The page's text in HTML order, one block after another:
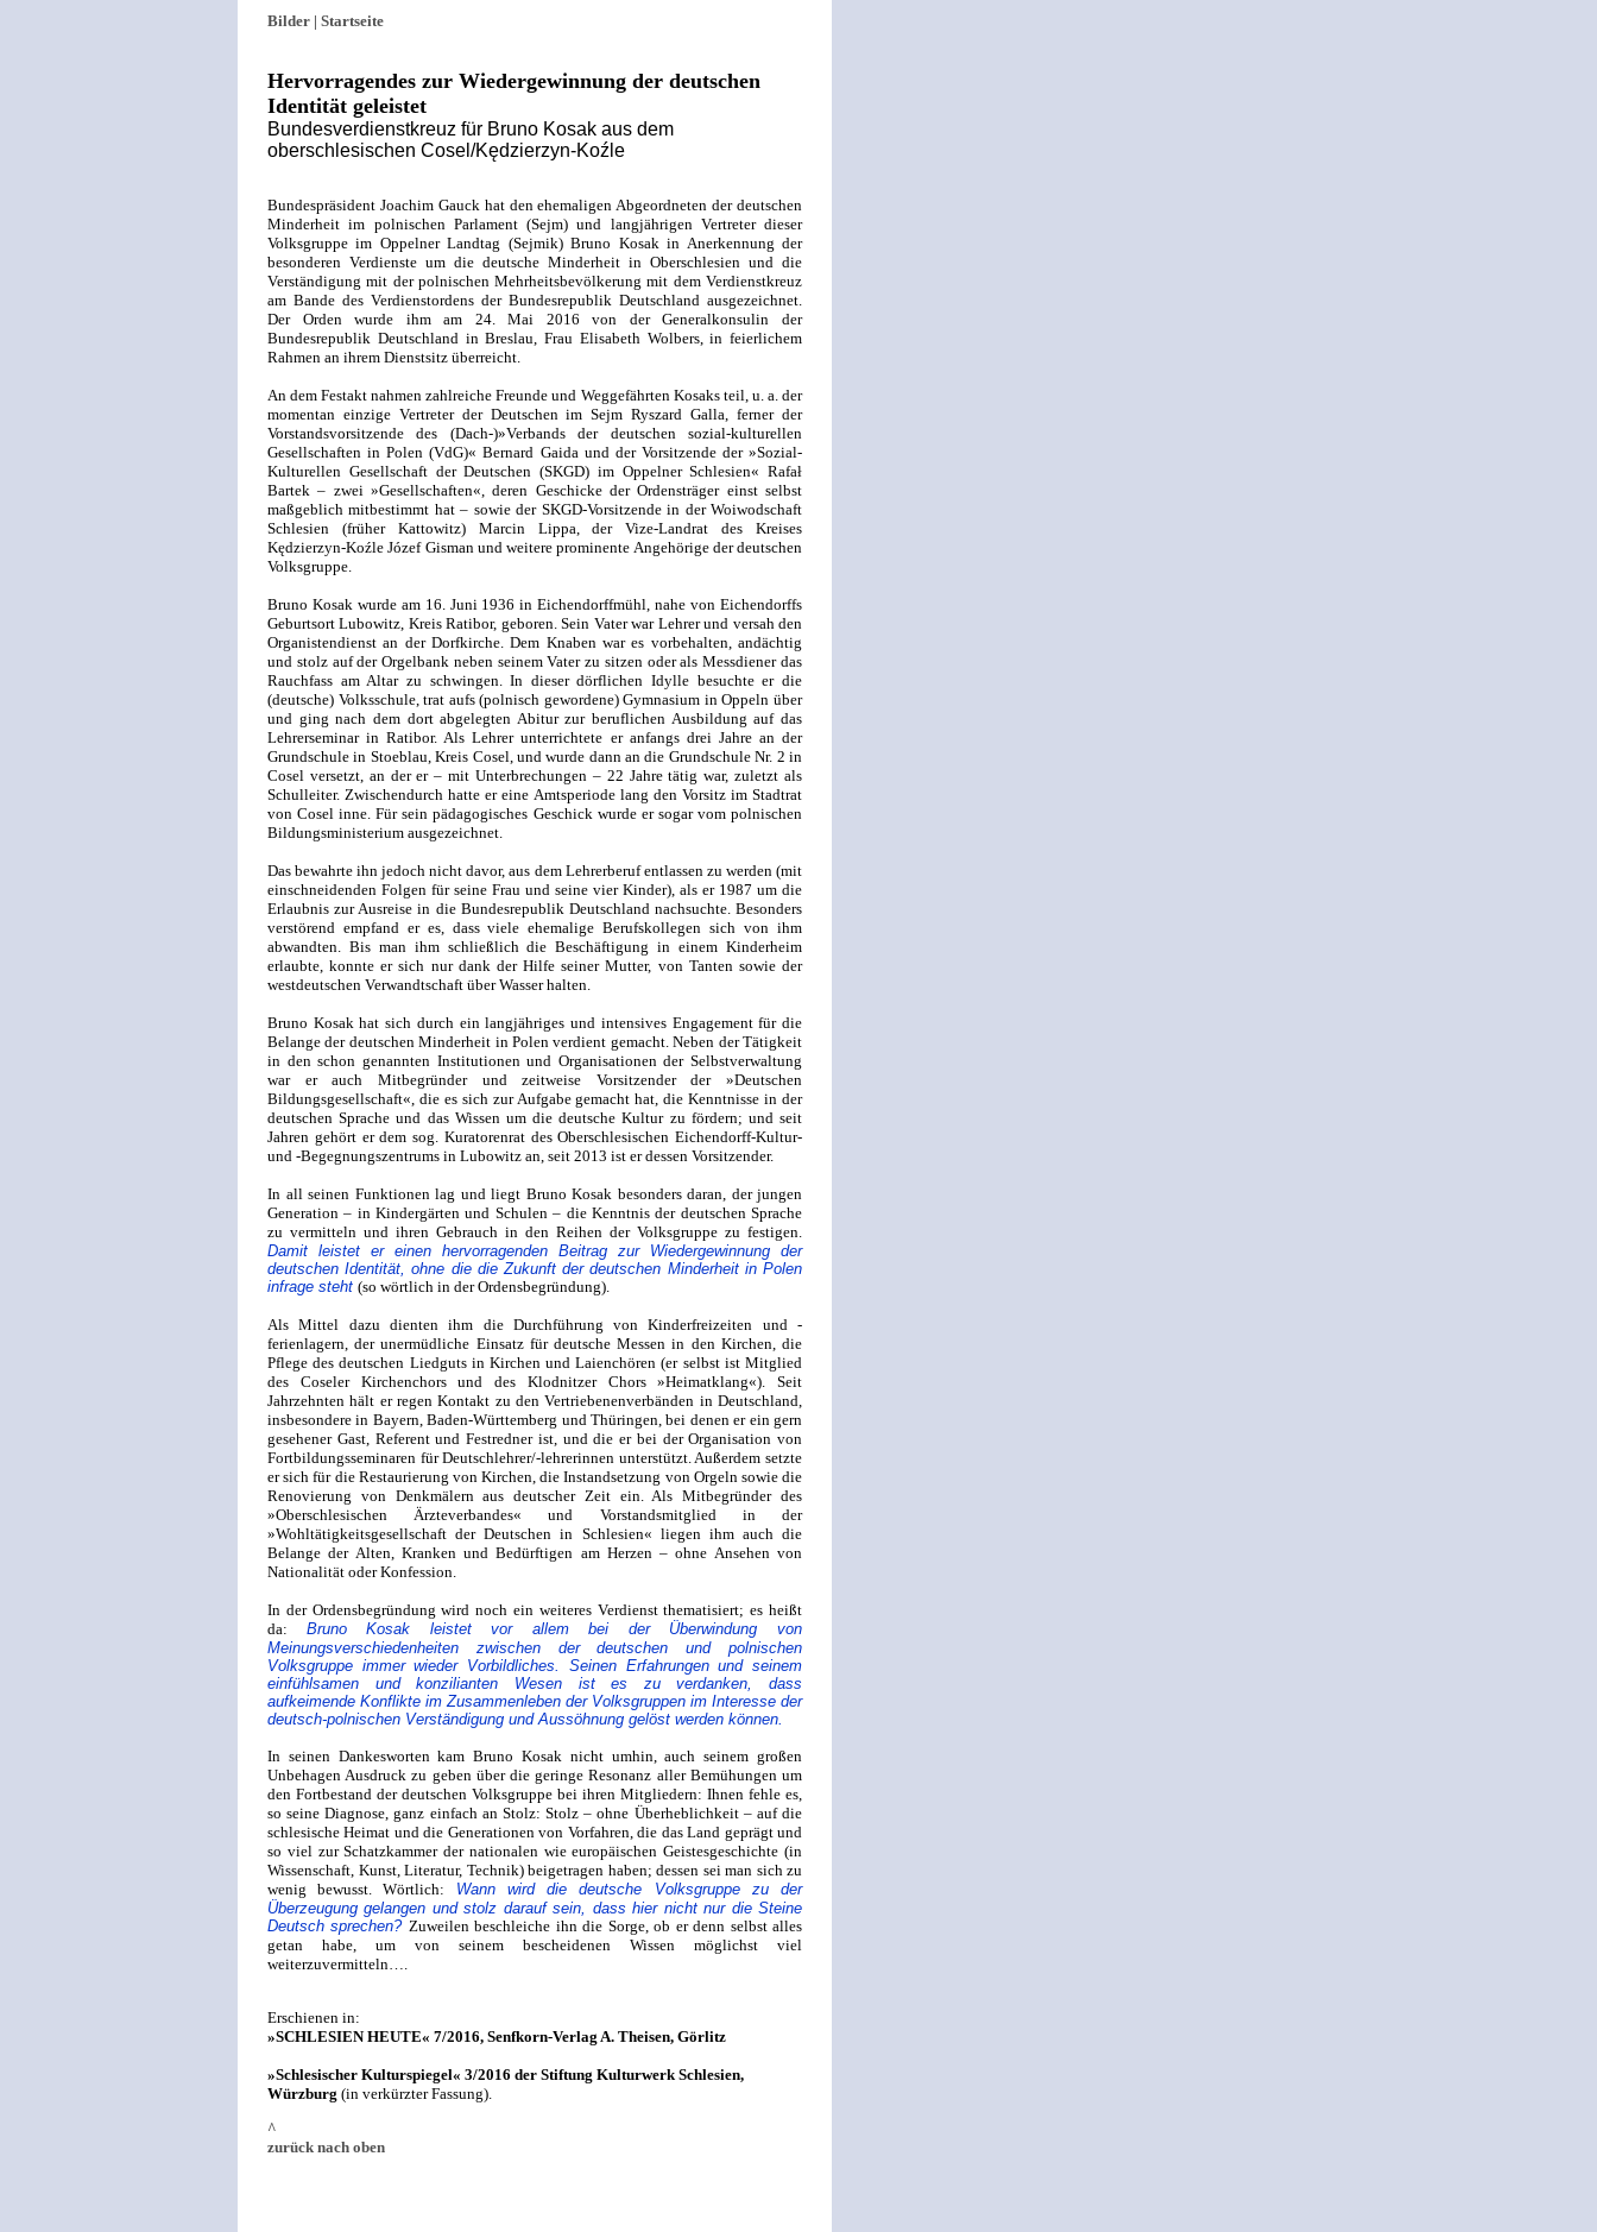
Bilder | Startseite
Hervorragendes zur Wiedergewinnung der deutschen
Identität geleistet
Bundesverdienstkreuz für Bruno Kosak aus dem
oberschlesischen Cosel/Kędzierzyn-Koźle
Bundespräsident Joachim Gauck hat den ehemaligen Abgeordneten der deutschen
Minderheit im polnischen Parlament (Sejm) und langjährigen Vertreter dieser
Volksgruppe im Oppelner Landtag (Sejmik) Bruno Kosak in Anerkennung der
besonderen Verdienste um die deutsche Minderheit in Oberschlesien und die
Verständigung mit der polnischen Mehrheitsbevölkerung mit dem Verdienstkreuz
am Bande des Verdienstordens der Bundesrepublik Deutschland ausgezeichnet.
Der Orden wurde ihm am 24. Mai 2016 von der Generalkonsulin der
Bundesrepublik Deutschland in Breslau, Frau Elisabeth Wolbers, in feierlichem
Rahmen an ihrem Dienstsitz überreicht.
An dem Festakt nahmen zahlreiche Freunde und Weggefährten Kosaks teil, u. a. der
momentan einzige Vertreter der Deutschen im Sejm Ryszard Galla, ferner der
Vorstandsvorsitzende des (Dach-)»Verbands der deutschen sozial-kulturellen
Gesellschaften in Polen (VdG)« Bernard Gaida und der Vorsitzende der »Sozial-
Kulturellen Gesellschaft der Deutschen (SKGD) im Oppelner Schlesien« Rafał
Bartek – zwei »Gesellschaften«, deren Geschicke der Ordensträger einst selbst
maßgeblich mitbestimmt hat – sowie der SKGD-Vorsitzende in der Woiwodschaft
Schlesien (früher Kattowitz) Marcin Lippa, der Vize-Landrat des Kreises
Kędzierzyn-Koźle Józef Gisman und weitere prominente Angehörige der deutschen
Volksgruppe.
Bruno Kosak wurde am 16. Juni 1936 in Eichendorffmühl, nahe von Eichendorffs
Geburtsort Lubowitz, Kreis Ratibor, geboren. Sein Vater war Lehrer und versah den
Organistendienst an der Dorfkirche. Dem Knaben war es vorbehalten, andächtig
und stolz auf der Orgelbank neben seinem Vater zu sitzen oder als Messdiener das
Rauchfass am Altar zu schwingen. In dieser dörflichen Idylle besuchte er die
(deutsche) Volksschule, trat aufs (polnisch gewordene) Gymnasium in Oppeln über
und ging nach dem dort abgelegten Abitur zur beruflichen Ausbildung auf das
Lehrerseminar in Ratibor. Als Lehrer unterrichtete er anfangs drei Jahre an der
Grundschule in Stoeblau, Kreis Cosel, und wurde dann an die Grundschule Nr. 2 in
Cosel versetzt, an der er – mit Unterbrechungen – 22 Jahre tätig war, zuletzt als
Schulleiter. Zwischendurch hatte er eine Amtsperiode lang den Vorsitz im Stadtrat
von Cosel inne. Für sein pädagogisches Geschick wurde er sogar vom polnischen
Bildungsministerium ausgezeichnet.
Das bewahrte ihn jedoch nicht davor, aus dem Lehrerberuf entlassen zu werden (mit
einschneidenden Folgen für seine Frau und seine vier Kinder), als er 1987 um die
Erlaubnis zur Ausreise in die Bundesrepublik Deutschland nachsuchte. Besonders
verstörend empfand er es, dass viele ehemalige Berufskollegen sich von ihm
abwandten. Bis man ihm schließlich die Beschäftigung in einem Kinderheim
erlaubte, konnte er sich nur dank der Hilfe seiner Mutter, von Tanten sowie der
westdeutschen Verwandtschaft über Wasser halten.
Bruno Kosak hat sich durch ein langjähriges und intensives Engagement für die
Belange der deutschen Minderheit in Polen verdient gemacht. Neben der Tätigkeit
in den schon genannten Institutionen und Organisationen der Selbstverwaltung
war er auch Mitbegründer und zeitweise Vorsitzender der »Deutschen
Bildungsgesellschaft«, die es sich zur Aufgabe gemacht hat, die Kenntnisse in der
deutschen Sprache und das Wissen um die deutsche Kultur zu fördern; und seit
Jahren gehört er dem sog. Kuratorenrat des Oberschlesischen Eichendorff-Kultur-
und -Begegnungszentrums in Lubowitz an, seit 2013 ist er dessen Vorsitzender.
In all seinen Funktionen lag und liegt Bruno Kosak besonders daran, der jungen
Generation – in Kindergärten und Schulen – die Kenntnis der deutschen Sprache
zu vermitteln und ihren Gebrauch in den Reihen der Volksgruppe zu festigen.
Damit leistet er einen hervorragenden Beitrag zur Wiedergewinnung der
deutschen Identität, ohne die die Zukunft der deutschen Minderheit in Polen
infrage steht (so wörtlich in der Ordensbegründung).
Als Mittel dazu dienten ihm die Durchführung von Kinderfreizeiten und -
ferienlagern, der unermüdliche Einsatz für deutsche Messen in den Kirchen, die
Pflege des deutschen Liedguts in Kirchen und Laienchören (er selbst ist Mitglied
des Coseler Kirchenchors und des Klodnitzer Chors »Heimatklang«). Seit
Jahrzehnten hält er regen Kontakt zu den Vertriebenenverbänden in Deutschland,
insbesondere in Bayern, Baden-Württemberg und Thüringen, bei denen er ein gern
gesehener Gast, Referent und Festredner ist, und die er bei der Organisation von
Fortbildungsseminaren für Deutschlehrer/-lehrerinnen unterstützt. Außerdem setzte
er sich für die Restaurierung von Kirchen, die Instandsetzung von Orgeln sowie die
Renovierung von Denkmälern aus deutscher Zeit ein. Als Mitbegründer des
»Oberschlesischen Ärzteverbandes« und Vorstandsmitglied in der
»Wohltätigkeitsgesellschaft der Deutschen in Schlesien« liegen ihm auch die
Belange der Alten, Kranken und Bedürftigen am Herzen – ohne Ansehen von
Nationalität oder Konfession.
In der Ordensbegründung wird noch ein weiteres Verdienst thematisiert; es heißt
da: Bruno Kosak leistet vor allem bei der Überwindung von
Meinungsverschiedenheiten zwischen der deutschen und polnischen
Volksgruppe immer wieder Vorbildliches. Seinen Erfahrungen und seinem
einfühlsamen und konzilianten Wesen ist es zu verdanken, dass
aufkeimende Konflikte im Zusammenleben der Volksgruppen im Interesse der
deutsch-polnischen Verständigung und Aussöhnung gelöst werden können.
In seinen Dankesworten kam Bruno Kosak nicht umhin, auch seinem großen
Unbehagen Ausdruck zu geben über die geringe Resonanz aller Bemühungen um
den Fortbestand der deutschen Volksgruppe bei ihren Mitgliedern: Ihnen fehle es,
so seine Diagnose, ganz einfach an Stolz: Stolz – ohne Überheblichkeit – auf die
schlesische Heimat und die Generationen von Vorfahren, die das Land geprägt und
so viel zur Schatzkammer der nationalen wie europäischen Geistesgeschichte (in
Wissenschaft, Kunst, Literatur, Technik) beigetragen haben; dessen sei man sich zu
wenig bewusst. Wörtlich: Wann wird die deutsche Volksgruppe zu der
Überzeugung gelangen und stolz darauf sein, dass hier nicht nur die Steine
Deutsch sprechen? Zuweilen beschleiche ihn die Sorge, ob er denn selbst alles
getan habe, um von seinem bescheidenen Wissen möglichst viel
weiterzuvermitteln….
Erschienen in:
»SCHLESIEN HEUTE« 7/2016, Senfkorn-Verlag A. Theisen, Görlitz
»Schlesischer Kulturspiegel« 3/2016 der Stiftung Kulturwerk Schlesien,
Würzburg (in verkürzter Fassung).
^
zurück nach oben